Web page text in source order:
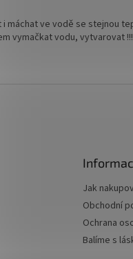
i máchat ve vodě se stejnou
vymačkat vodu, vytvarovat
Jak
Obchodní
Ochrana
Balíme s